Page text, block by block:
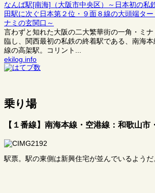
なんば駅[南海]（大阪市中央区）～日本初の私
田駅に次ぐ日本第２位・９面８線の大頭端タ
ナミの玄関口～
言わずと知れた大阪の二大繁華街の一角・ミ
臨し、関西最初の私鉄の終着駅である、南海
線の高架駅。コリント...
ekilog.info
乗り場
【１番線】南海本線・空港線：和歌山市
駅票。駅の東側は新興住宅が並んでいるようだ